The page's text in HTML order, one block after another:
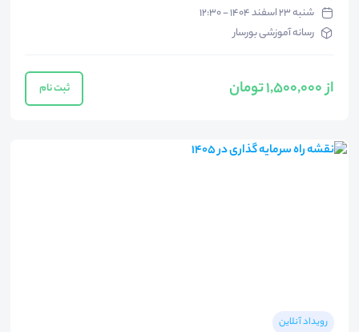
شنبه ۲۳ اسفند ۱۴۰۴ - ۱۲:۳۰
رسانه آموزشی بورسار
از 1,500,000 تومان ثبت نام
رویداد آنلاین